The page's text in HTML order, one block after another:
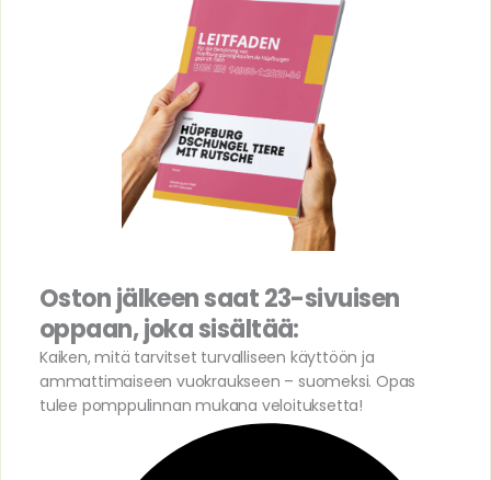
Oston jälkeen saat 23-sivuisen
oppaan, joka sisältää:
Kaiken, mitä tarvitset turvalliseen käyttöön ja
ammattimaiseen vuokraukseen – suomeksi. Opas
tulee pomppulinnan mukana veloituksetta!